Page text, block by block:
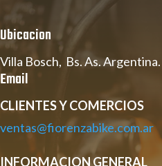
Ubicacion
Villa Bosch, Bs. As. Argentina.
Email
CLIENTES Y COMERCIOS
ventas@fiorenzabike.com.ar
INFORMACION GENERAL